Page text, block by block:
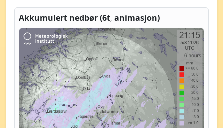
Akkumulert nedbør (6t, animasjon)